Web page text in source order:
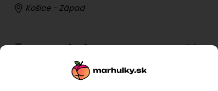
Košice - Západ
Valéria(28)